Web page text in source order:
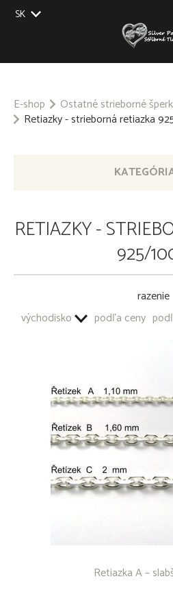
SK
E-shop
Ostatné strieborné
Retiazky - strieborná retiazka
OSTATNÉ STRIEBORNÉ
PRÍVESOK NA KĽÚČE -
RETIAZKY -
925/
razenie
východisko
podľa ceny
Retiazka A –